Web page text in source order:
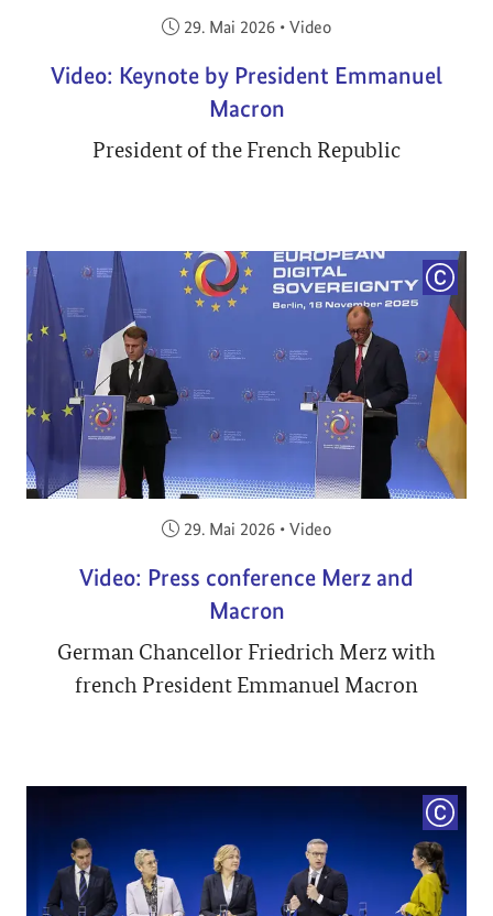
Veröffentlicht am:
29. Mai 2026 • Video
Video: Keynote by President Emmanuel
Macron
President of the French Republic
Veröffentlicht am:
29. Mai 2026 • Video
Video: Press conference Merz and
Macron
German Chancellor Friedrich Merz with
french President Emmanuel Macron